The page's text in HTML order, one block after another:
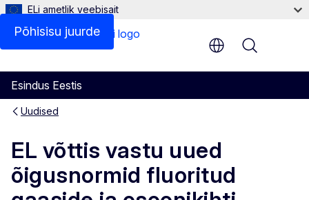
Põhisisu juurde
ELi ametlik veebisait
Esindus Eestis
Menu
Uudised
EL võttis vastu uued
õigusnormid fluoritud